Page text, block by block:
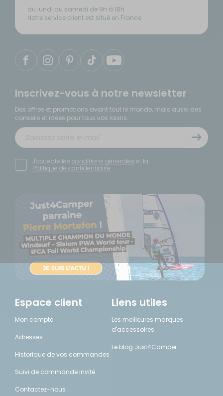
du lundi au samedi de 9h à 18h
Notre service client est situé en France
Inscrivez-vous à notre newsletter
Des offres et promotions avant tout le monde, mais aussi des
conseils et idées pour tous vos loisirs.
J'accepte les conditions générales et la
Politique de confidentialité
Espace client
Mon compte
Adresses
Historique de vos commandes
Suivi de commande invité
Contactez-nous
Liens utiles
Les meilleures marques
d'accessoires
Le blog Just4Camper